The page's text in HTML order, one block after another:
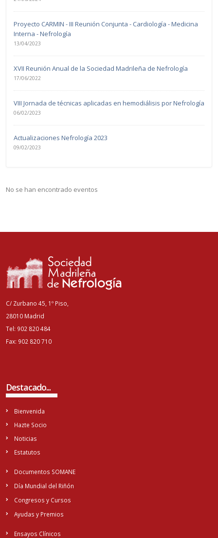
Proyecto CARMIN - III Reunión Conjunta - Cardiología - Medicina
Interna - Nefrología
13/04/2023
XVII Reunión Anual de la Sociedad Madrileña de Nefrología
17/06/2022
VIII Jornada de técnicas aplicadas en hemodiálisis por Nefrología
06/02/2023
Actualizaciones Nefrología 2023
09/02/2023
No se han encontrado eventos
C/ Zurbano 45, 1º Piso,
28010 Madrid
Tel: 902 820 484
Fax: 902 820 710
Destacado...
Bienvenida
Hazte Socio
Noticias
Estatutos
Documentos SOMANE
Día Mundial del Riñón
Congresos y Cursos
Ayudas y Premios
Ensayos Clínicos